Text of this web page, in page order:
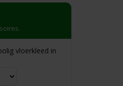
vloerkleed in